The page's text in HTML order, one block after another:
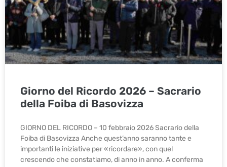
Giorno del Ricordo 2026 – Sacrario
della Foiba di Basovizza
GIORNO DEL RICORDO – 10 febbraio 2026 Sacrario della
Foiba di Basovizza Anche quest’anno saranno tante e
importanti le iniziative per «ricordare», con quel
crescendo che constatiamo, di anno in anno. A conferma